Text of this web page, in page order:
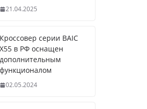
21.04.2025
Кроссовер серии BAIC
X55 в РФ оснащен
дополнительным
функционалом
02.05.2024